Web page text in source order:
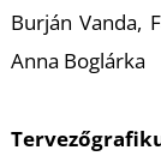
Burján Vanda,
Anna Boglárka